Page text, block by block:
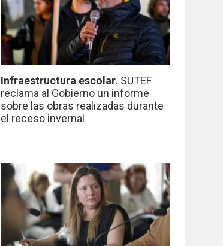
Infraestructura escolar. SUTEF
reclama al Gobierno un informe
sobre las obras realizadas durante
el receso invernal